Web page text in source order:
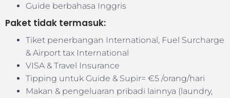
Guide berbahasa Inggris
Paket tidak termasuk:
Tiket penerbangan International, Fuel Surcharge
& Airport tax International
VISA & Travel Insurance
Tipping untuk Guide & Supir= €5 /orang/hari
Makan & pengeluaran pribadi lainnya (laundry,